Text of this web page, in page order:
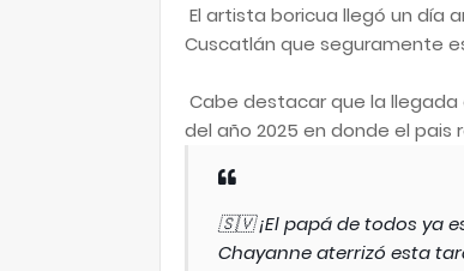
El artista boricua llegó un día
Cuscatlán que seguramente
Cabe destacar que la llegada
del año 2025 en donde el
🇸🇻 ¡El papá de todos ya
Chayanne aterrizó esta